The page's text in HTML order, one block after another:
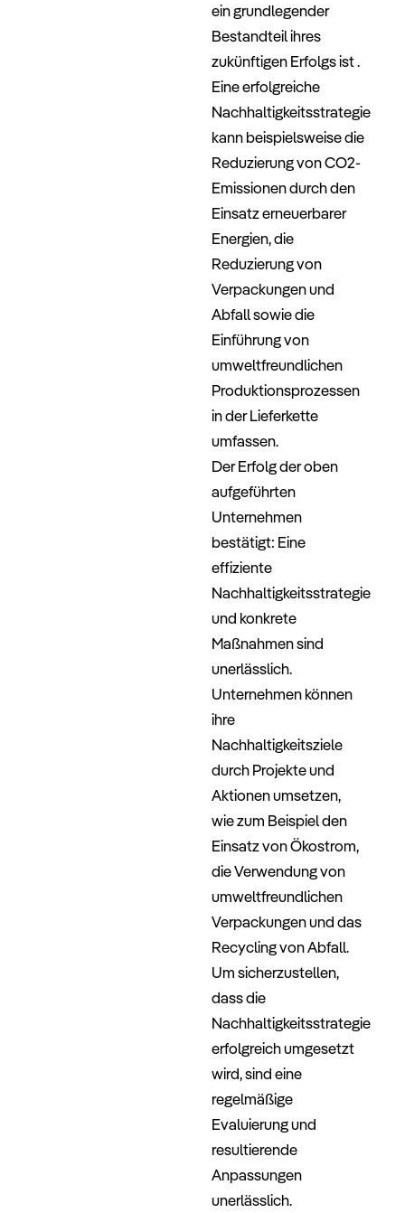
ein grundlegender
Bestandteil ihres
zukünftigen Erfolgs ist .
Eine erfolgreiche
Nachhaltigkeitsstrategie
kann beispielsweise die
Reduzierung von CO2-
Emissionen durch den
Einsatz erneuerbarer
Energien, die
Reduzierung von
Verpackungen und
Abfall sowie die
Einführung von
umweltfreundlichen
Produktionsprozessen
in der Lieferkette
umfassen.
Der Erfolg der oben
aufgeführten
Unternehmen
bestätigt: Eine
effiziente
Nachhaltigkeitsstrategie
und konkrete
Maßnahmen sind
unerlässlich.
Unternehmen können
ihre
Nachhaltigkeitsziele
durch Projekte und
Aktionen umsetzen,
wie zum Beispiel den
Einsatz von Ökostrom,
die Verwendung von
umweltfreundlichen
Verpackungen und das
Recycling von Abfall.
Um sicherzustellen,
dass die
Nachhaltigkeitsstrategie
erfolgreich umgesetzt
wird, sind eine
regelmäßige
Evaluierung und
resultierende
Anpassungen
unerlässlich.